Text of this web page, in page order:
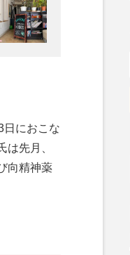
日におこな
先月、
向精神薬